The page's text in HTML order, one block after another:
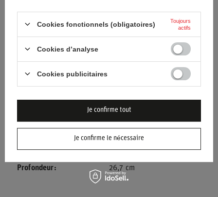
Groupe d'âge
Capacité 10 L
Hauteur 6,3 cm
Profondeur 26,7 cm
Cookies fonctionnels (obligatoires)
Toujours
actifs
Cookies d’analyse
Cookies publicitaires
Je confirme le nécessaire
Je confirme tout